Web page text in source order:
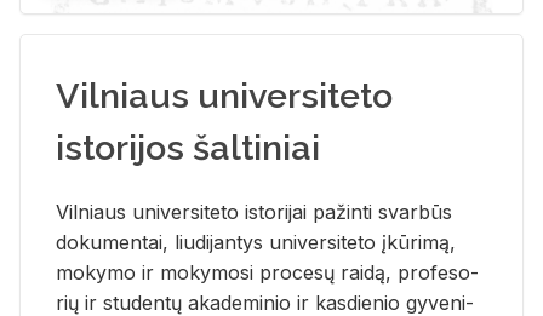
Vilniaus universiteto
istorijos šaltiniai
Vil­niaus uni­ver­si­te­to is­to­ri­jai pa­žin­ti svar­būs
do­ku­men­tai, liu­di­jan­tys uni­ver­si­te­to įkū­ri­mą,
mo­ky­mo ir mo­ky­mo­si pro­ce­sų rai­dą, pro­fe­so­
rių ir stu­den­tų aka­de­mi­nio ir kas­die­nio gy­ve­ni­